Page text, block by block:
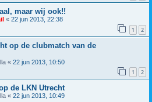
maar wij ook!!
« 22 jun 2013, 22:38
1 2
op de clubmatch van de
« 22 jun 2013, 10:50
1 2
de LKN Utrecht
« 22 jun 2013, 10:49